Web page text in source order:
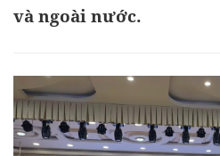
và ngoài nước.